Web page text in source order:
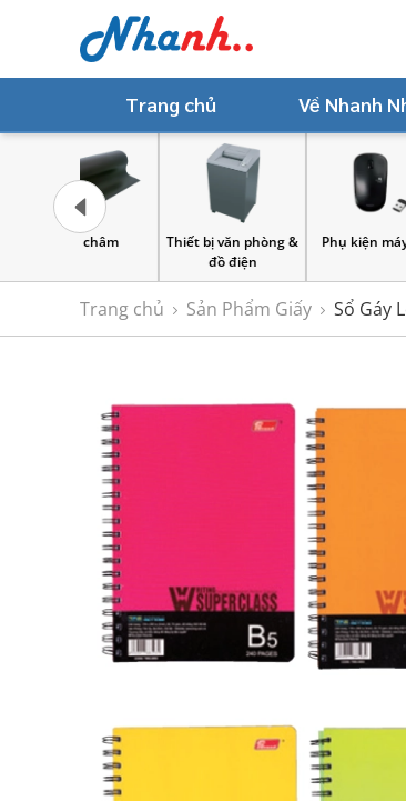
Trang chủ Về Nhanh
Thiết bị văn phòng &
Phụ kiện máy tính
Trang chủ Sản Phẩm Giấy Sổ Gáy